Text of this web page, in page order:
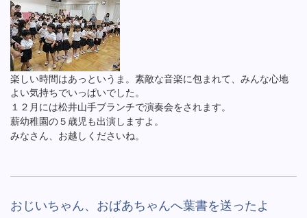
楽しい時間はあっというま。素敵な音楽に包まれて、みんな心地
よい気持ちでいっぱいでした。
１２月には松井山手ブランチで演奏会をされます。
薪幼稚園の５歳児も出演しますよ。
みなさん、お越しくださいね。
おじいちゃん、おばあちゃんへ葉書を送ったよ